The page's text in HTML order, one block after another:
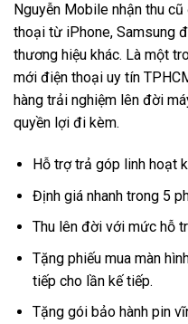
Nguyễn Mobile nhận thu
thoại từ iPhone, Samsung
thương hiệu khác. Là một
mới điện thoại uy tín
hàng trải nghiệm lên đời
quyền lợi đi kèm.
Hỗ trợ trả góp linh hoạt
Định giá nhanh trong 5
Thu lên đời với mức hỗ
Tặng phiếu mua màn
tiếp cho lần kế tiếp.
Tặng gói bảo hành pin